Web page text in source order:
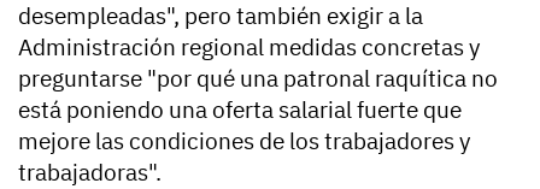
desempleadas", pero también exigir a la
Administración regional medidas concretas y
preguntarse "por qué una patronal raquítica no
está poniendo una oferta salarial fuerte que
mejore las condiciones de los trabajadores y
trabajadoras".